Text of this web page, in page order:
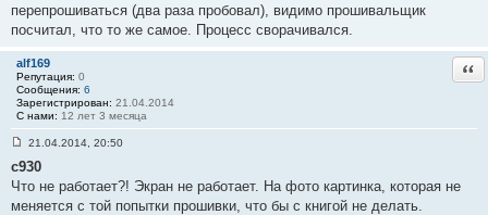
перепрошиваться (два раза пробовал), видимо прошивальщик
посчитал, что то же самое. Процесс сворачивался.
alf169
Репутация: 0
Сообщения: 6
Зарегистрирован: 21.04.2014
С нами: 12 лет 3 месяца
о
б
щ
21.04.2014, 20:50
с930
Что не работает?! Экран не работает. На фото картинка, которая не
меняется с той попытки прошивки, что бы с книгой не делать.